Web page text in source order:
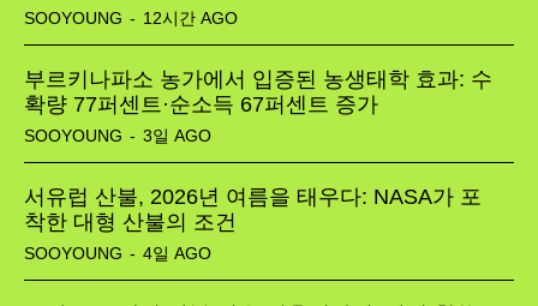
SOOYOUNG - 12시간 AGO
부르키나파소 농가에서 입증된 농생태학 효과: 수
확량 77퍼센트·순소득 67퍼센트 증가
SOOYOUNG - 3일 AGO
서유럽 산불, 2026년 여름을 태우다: NASA가 포
착한 대형 산불의 조건
SOOYOUNG - 4일 AGO